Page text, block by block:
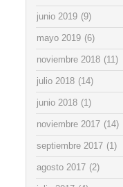
junio 2019 (9)
mayo 2019 (6)
noviembre 2018 (11)
julio 2018 (14)
junio 2018 (1)
noviembre 2017 (14)
septiembre 2017 (1)
agosto 2017 (2)